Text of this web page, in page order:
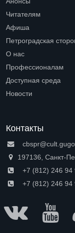
Читателям
Афиша
Петроградская
О нас
Профессионалам
Доступная среда
Новости
Контакты
197136, Санкт-
+7 (812) 246 94
+7 (812) 246 94